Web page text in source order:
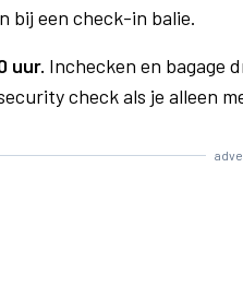
bij een check-in balie.
uur. Inchecken en bagage
check als je alleen